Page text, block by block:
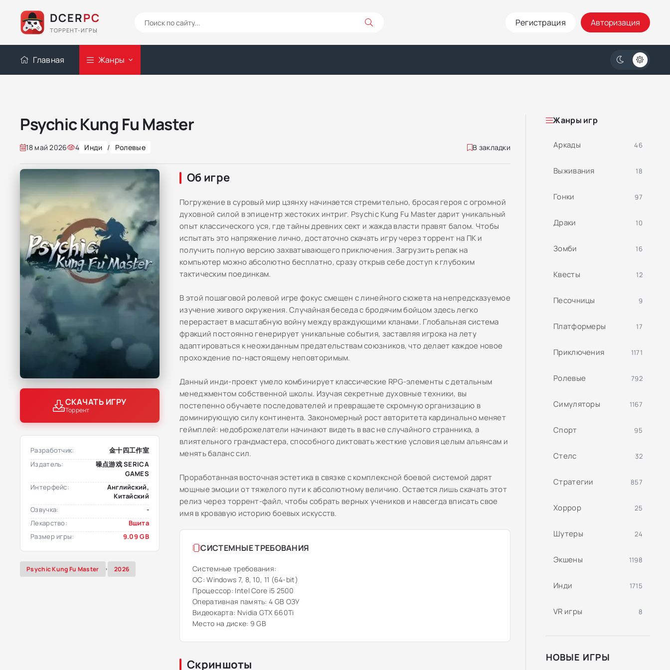
DCERPC
ТОРРЕНТ-ИГРЫ
Регистрация Авторизация
Главная Жанры
Psychic Kung Fu Master
18 май 2026 4 Инди / Ролевые В закладки
СКАЧАТЬ ИГРУ
Торрент
Разработчик:
金十四工作室
Издатель:
噪点游戏 SERICA
GAMES
Интерфейс:
Английский,
Китайский
Озвучка:
-
Лекарство:
Вшита
Размер игры:
9.09 GB
Psychic Kung Fu Master , 2026
Об игре
Погружение в суровый мир цзянху начинается стремительно, бросая героя с огромной
духовной силой в эпицентр жестоких интриг. Psychic Kung Fu Master дарит уникальный
опыт классического уся, где тайны древних сект и жажда власти правят балом. Чтобы
испытать это напряжение лично, достаточно скачать игру через торрент на ПК и
получить полную версию захватывающего приключения. Загрузить репак на
компьютер можно абсолютно бесплатно, сразу открыв себе доступ к глубоким
тактическим поединкам.
В этой пошаговой ролевой игре фокус смещен с линейного сюжета на непредсказуемое
изучение живого окружения. Случайная беседа с бродячим бойцом здесь легко
перерастает в масштабную войну между враждующими кланами. Глобальная система
фракций постоянно генерирует уникальные события, заставляя игрока на лету
адаптироваться к неожиданным предательствам союзников, что делает каждое новое
прохождение по-настоящему неповторимым.
Данный инди-проект умело комбинирует классические RPG-элементы с детальным
менеджментом собственной школы. Изучая секретные духовные техники, вы
постепенно обучаете последователей и превращаете скромную организацию в
доминирующую силу континента. Закономерный рост авторитета кардинально меняет
геймплей: недоброжелатели начинают видеть в вас не случайного странника, а
влиятельного грандмастера, способного диктовать жесткие условия целым альянсам и
менять баланс сил.
Проработанная восточная эстетика в связке с комплексной боевой системой дарят
мощные эмоции от тяжелого пути к абсолютному величию. Остается лишь скачать этот
релиз через торрент-файл, чтобы собрать верных учеников и навсегда вписать свое
имя в кровавую историю боевых искусств.
СИСТЕМНЫЕ ТРЕБОВАНИЯ
Системные требования:
ОС: Windows 7, 8, 10, 11 (64-bit)
Процессор: Intel Core i5 2500
Оперативная память: 4 GB ОЗУ
Видеокарта: Nvidia GTX 660Ti
Место на диске: 9 GB
Скриншоты
Жанры игр
Аркады 46
Выживания 18
Гонки 97
Драки 10
Зомби 16
Квесты 12
Песочницы 9
Платформеры 17
Приключения 1171
Ролевые 792
Симуляторы 1167
Спорт 95
Стелс 32
Стратегии 857
Хоррор 25
Шутеры 24
Экшены 1198
Инди 1715
VR игры 8
НОВЫЕ ИГРЫ